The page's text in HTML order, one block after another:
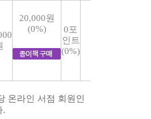
20,000원
(0%)
0포
인트
(0%)
온라인 서점 회원인
.